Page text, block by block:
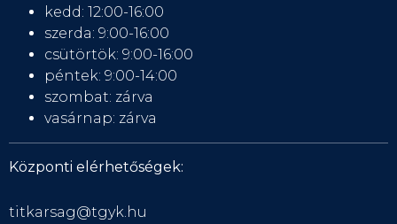
kedd: 12:00-16:00
szerda: 9:00-16:00
csütörtök: 9:00-16:00
péntek: 9:00-14:00
szombat: zárva
vasárnap: zárva
Központi elérhetőségek:
titkarsag@tgyk.hu